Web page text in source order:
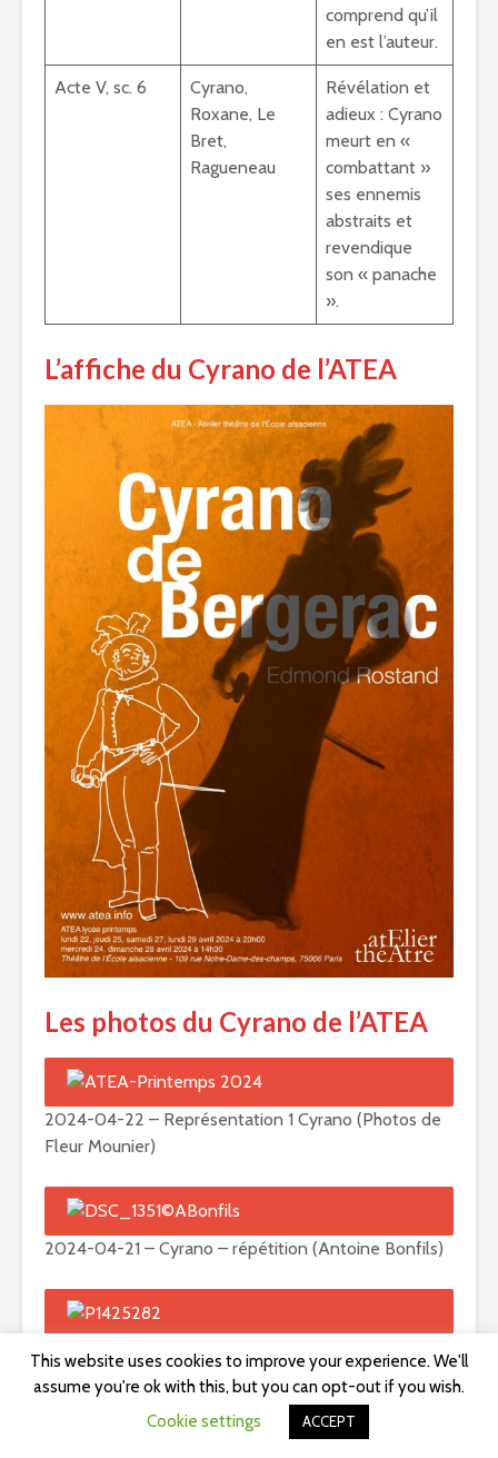
comprend qu’il
en est l’auteur.
Acte V, sc. 6
Cyrano,
Roxane, Le
Bret,
Ragueneau
Révélation et
adieux : Cyrano
meurt en «
combattant »
ses ennemis
abstraits et
revendique
son « panache
».
L’affiche du Cyrano de l’ATEA
Les photos du Cyrano de l’ATEA
2024-04-22 – Représentation 1 Cyrano (Photos de
Fleur Mounier)
2024-04-21 – Cyrano – répétition (Antoine Bonfils)
2024-04-19 – Cyrano de Bergerac – couturière
(photos BP)
This website uses cookies to improve your experience. We'll
assume you're ok with this, but you can opt-out if you wish.
Cookie settings
ACCEPT